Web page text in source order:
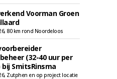
Voorman Groen
80 km rond Noordeloos
(32-40 uur per
SmitsRinsma
Zutphen en op project locatie